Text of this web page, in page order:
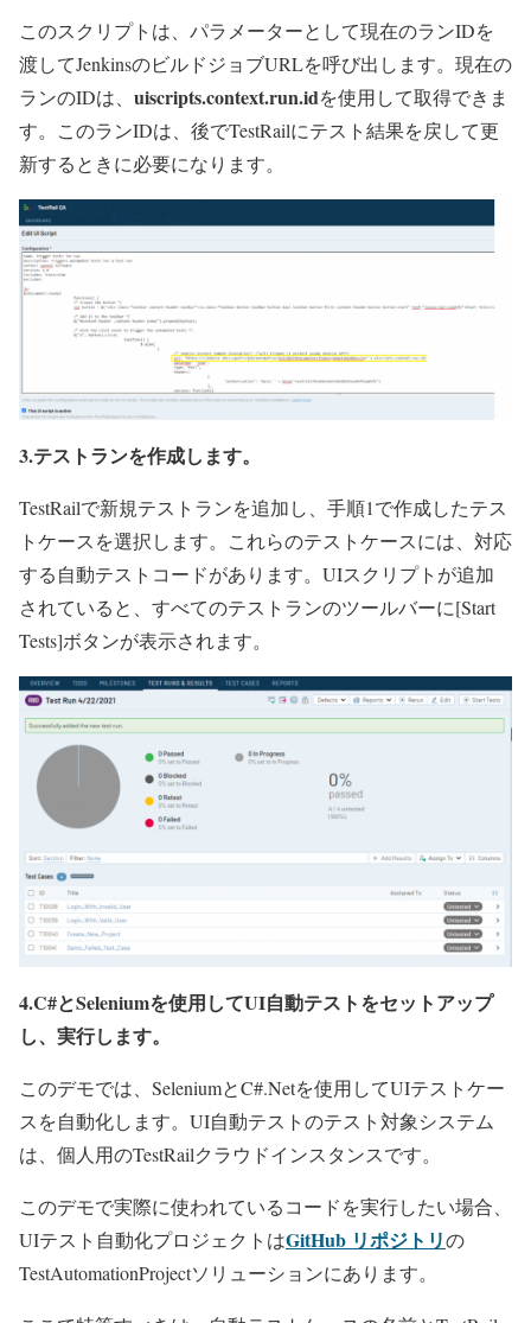
このスクリプトは、パラメーターとして現在のランIDを
渡してJenkinsのビルドジョブURLを呼び出します。現在の
ランのIDは、 uiscripts.context.run.idを使用して取得できま
す。このランIDは、後でTestRailにテスト結果を戻して更
新するときに必要になります。
3.テストランを作成します。
TestRailで新規テストランを追加し、手順1で作成したテス
トケースを選択します。これらのテストケースには、対応
する自動テストコードがあります。UIスクリプトが追加
されていると、すべてのテストランのツールバーに[Start
Tests]ボタンが表示されます。
4.C#とSeleniumを使用してUI自動テストをセットアップ
し、実行します。
このデモでは、SeleniumとC#.Netを使用してUIテストケー
スを自動化します。UI自動テストのテスト対象システム
は、個人用のTestRailクラウドインスタンスです。
このデモで実際に使われているコードを実行したい場合、
UIテスト自動化プロジェクトはGitHub リポジトリの
TestAutomationProjectソリューションにあります。